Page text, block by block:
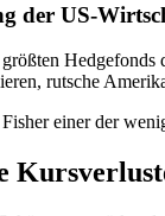
der US-
rutsche
einer der